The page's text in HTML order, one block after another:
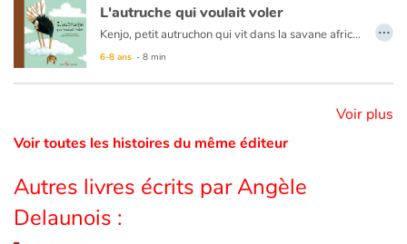
Catalogue anglais
Aide
Accueil
L'autruche qui voulait voler
Kenjo, petit autruchon qui vit dans la savane africaine avec sa famille rêve de voler. Mais une autruche, cela ne vole pas…
6-8 ans - 8 min
…
Voir plus
Voir toutes les histoires du même éditeur
Autres livres écrits par Angèle
Delaunois :